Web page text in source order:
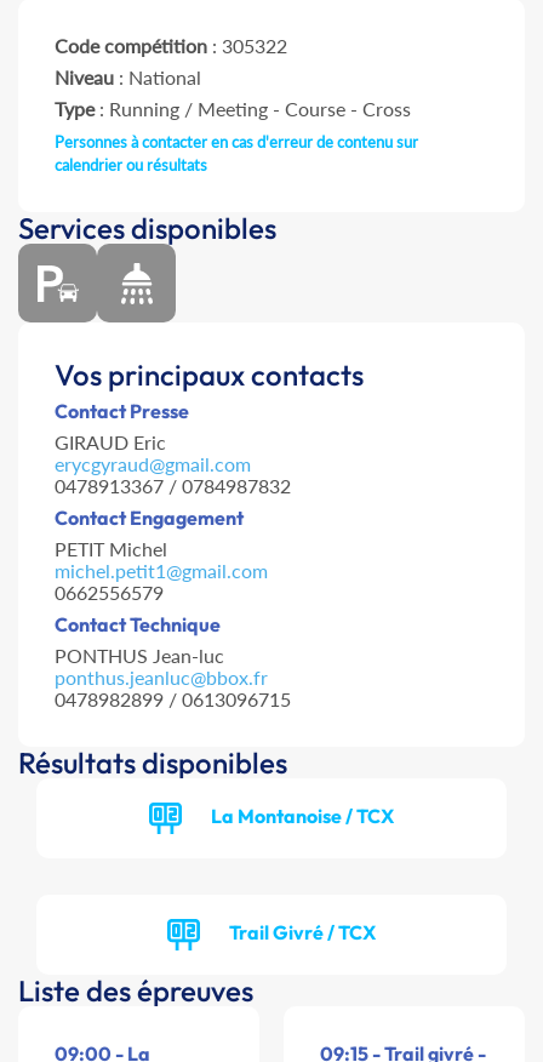
Code compétition : 305322
Niveau : National
Type: Running / Meeting - Course - Cross
Personnes à contacter en cas d'erreur de contenu sur
calendrier ou résultats
Services disponibles
Vos principaux contacts
Contact Presse
GIRAUD Eric
erycgyraud@gmail.com
0478913367 / 0784987832
Contact Engagement
PETIT Michel
michel.petit1@gmail.com
0662556579
Contact Technique
PONTHUS Jean-luc
ponthus.jeanluc@bbox.fr
0478982899 / 0613096715
Résultats disponibles
La Montanoise / TCX
Trail Givré / TCX
Liste des épreuves
09:00 - La 09:15 - Trail givré -